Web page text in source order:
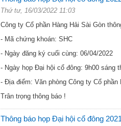
Thứ tư, 16/03/2022 11:03
Công ty Cổ phần Hàng Hải Sài Gòn
- Mã chứng khoán: SHC
- Ngày đăng ký cuối cùng: 06/04/2022
- Ngày họp Đại hội cổ đông: 9h00 sáng
- Địa điểm: Văn phòng Công ty Cổ
Trân trọng thông báo !
Thông báo họp Đại hội cổ đông 2021